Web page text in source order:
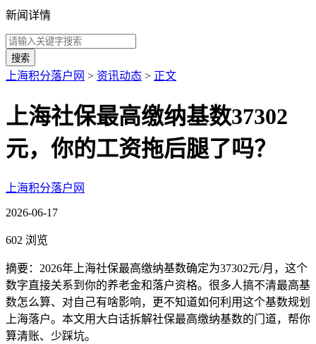
新闻详情
搜索
上海积分落户网 > 资讯动态 > 正文
上海社保最高缴纳基数37302
元，你的工资拖后腿了吗？
上海积分落户网
2026-06-17
602 浏览
摘要：2026年上海社保最高缴纳基数确定为37302元/月，这个
数字直接关系到你的养老金和落户资格。很多人搞不清最高基
数怎么算、对自己有啥影响，更不知道如何利用这个基数规划
上海落户。本文用大白话拆解社保最高缴纳基数的门道，帮你
算清账、少踩坑。